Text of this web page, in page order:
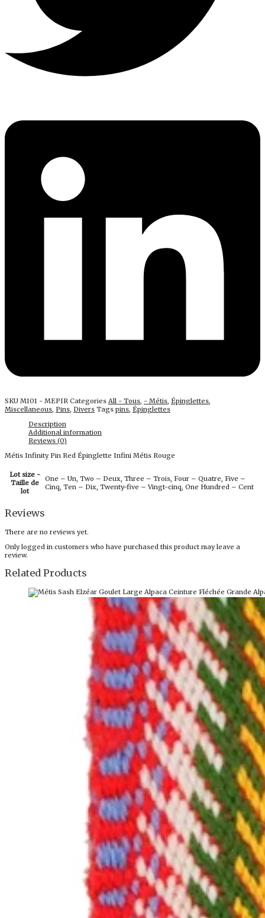
SKU M101 - MEPIR Categories All - Tous - Métis Épinglettes
Miscellaneous Pins Divers Tags pins Épinglettes
Description
Additional information
Reviews (0)
Métis Infinity Pin Red Épinglette Infini Métis Rouge
Lot size -
Taille de
lot
One – Un, Two – Deux, Three – Trois, Four – Quatre, Five –
Cinq, Ten – Dix, Twenty-five – Vingt-cinq, One Hundred – Cent
Reviews
There are no reviews yet.
Only logged in customers who have purchased this product may leave a
review.
Related Products